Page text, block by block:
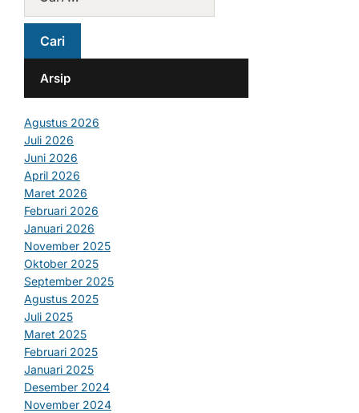
Arsip
Agustus 2026
Juli 2026
Juni 2026
April 2026
Maret 2026
Februari 2026
Januari 2026
November 2025
Oktober 2025
September 2025
Agustus 2025
Juli 2025
Maret 2025
Februari 2025
Januari 2025
Desember 2024
November 2024